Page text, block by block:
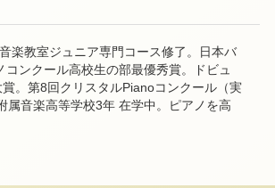
楽教室ジュニア専門コース修了。日本バ
ンクール高校生の部最優秀賞。ドビュ
。第8回クリスタルPianoコンクール（実
属音楽高等学校3年 在学中。ピアノを高